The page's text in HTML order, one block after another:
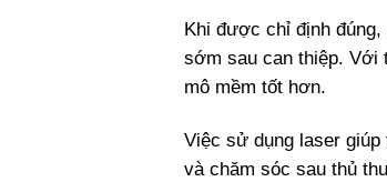
Khi được chỉ định
sớm sau can thiệp. Với
mô mềm tốt hơn.
Việc sử dụng laser
và chăm sóc sau thủ